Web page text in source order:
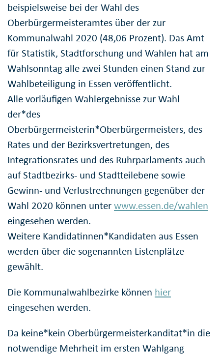
beispielsweise bei der Wahl des
Oberbürgermeisteramtes über der zur
Kommunalwahl 2020 (48,06 Prozent). Das Amt
für Statistik, Stadtforschung und Wahlen hat am
Wahlsonntag alle zwei Stunden einen Stand zur
Wahlbeteiligung in Essen veröffentlicht.
Alle vorläufigen Wahlergebnisse zur Wahl
der*des
Oberbürgermeisterin*Oberbürgermeisters, des
Rates und der Bezirksvertretungen, des
Integrationsrates und des Ruhrparlaments auch
auf Stadtbezirks- und Stadtteilebene sowie
Gewinn- und Verlustrechnungen gegenüber der
Wahl 2020 können unterwww.essen.de/wahlen
eingesehen werden.
Weitere Kandidatinnen*Kandidaten aus Essen
werden über die sogenannten Listenplätze
gewählt.
Die Kommunalwahlbezirke können hier
eingesehen werden.
Da keine*kein Oberbürgermeisterkanditat*in die
notwendige Mehrheit im ersten Wahlgang